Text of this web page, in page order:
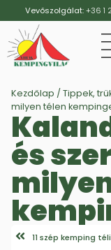
Vevőszolgálat:+36 1
Kezdőlap / Tippek,
milyen télen
és
11 szép kemping